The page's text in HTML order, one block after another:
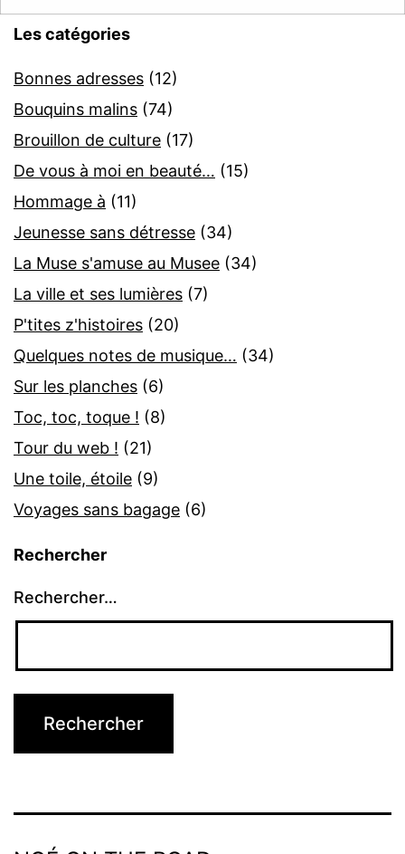
Les catégories
Bonnes adresses (12)
Bouquins malins (74)
Brouillon de culture (17)
De vous à moi en beauté… (15)
Hommage à (11)
Jeunesse sans détresse (34)
La Muse s'amuse au Musee (34)
La ville et ses lumières (7)
P'tites z'histoires (20)
Quelques notes de musique… (34)
Sur les planches (6)
Toc, toc, toque ! (8)
Tour du web ! (21)
Une toile, étoile (9)
Voyages sans bagage (6)
Rechercher
Rechercher…